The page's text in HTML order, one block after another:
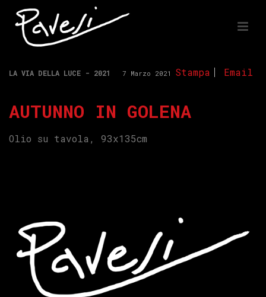
Stampa Email
LA VIA DELLA LUCE - 2021 7 Marzo 2021
AUTUNNO IN GOLENA
Olio su tavola, 93x135cm